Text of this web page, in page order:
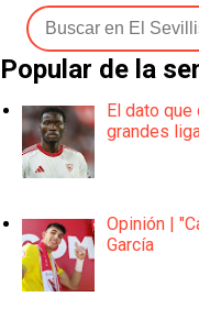
Popular de la
El dato
grandes
Opinión |
García